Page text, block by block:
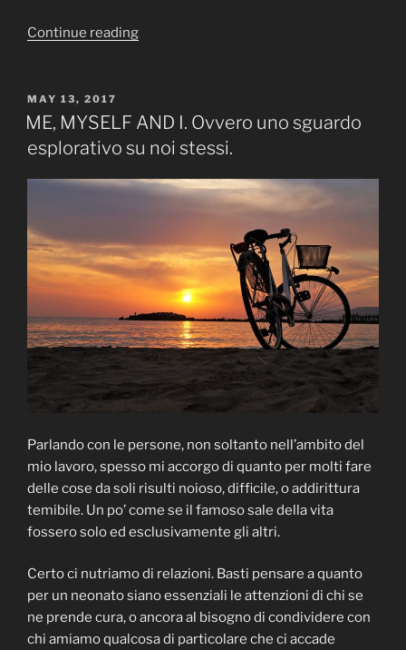
Continue reading“LA
POSTED
ON
MAY 13, 2017
ME, MYSELF AND I. Ovvero uno sguardo
esplorativo su noi stessi.
Parlando con le persone, non soltanto nell’ambito del
mio lavoro, spesso mi accorgo di quanto per molti fare
delle cose da soli risulti noioso, difficile, o addirittura
temibile. Un po’ come se il famoso sale della vita
fossero solo ed esclusivamente gli altri.
Certo ci nutriamo di relazioni. Basti pensare a quanto
per un neonato siano essenziali le attenzioni di chi se
ne prende cura, o ancora al bisogno di condividere con
chi amiamo qualcosa di particolare che ci accade